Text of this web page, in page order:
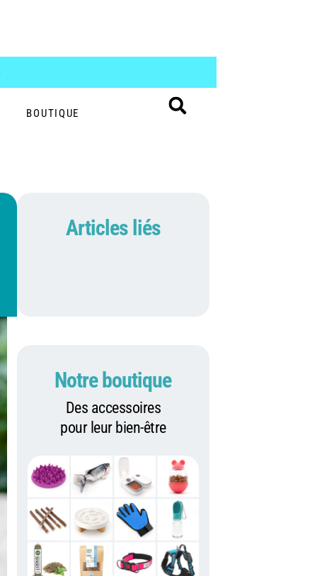
BOUTIQUE
Articles liés
Notre boutique
Des accessoires
pour leur bien-être